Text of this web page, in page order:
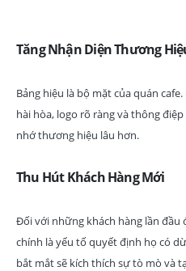
Tăng Nhận Diện Thương
Bảng hiệu là bộ mặt của quán
hài hòa, logo rõ ràng và thông
nhớ thương hiệu lâu hơn.
Thu Hút Khách Hàng Mới
Đối với những khách hàng lần đầu
chính là yếu tố quyết định họ có
bắt mắt sẽ kích thích sự tò mò và